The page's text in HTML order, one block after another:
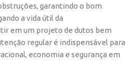
garantindo o bom
a vida útil da
em um projeto de dutos bem
regular é indispensável para
economia e segurança em